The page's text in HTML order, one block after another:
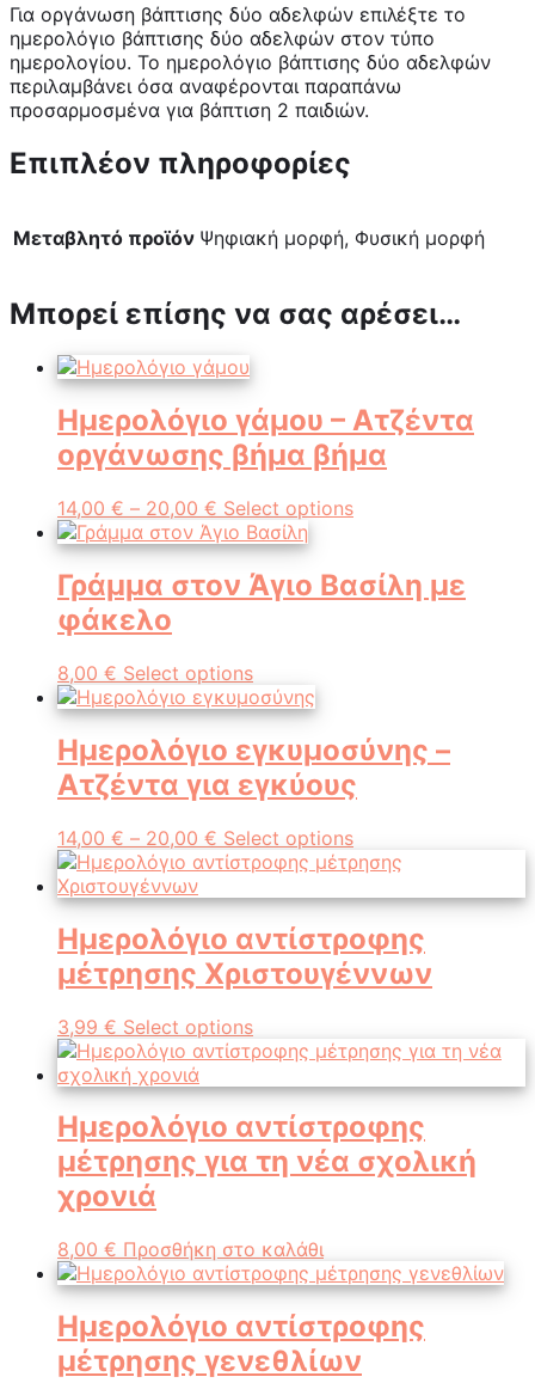
Για οργάνωση βάπτισης δύο αδελφών επιλέξτε το
ημερολόγιο βάπτισης δύο αδελφών στον τύπο
ημερολογίου. Το ημερολόγιο βάπτισης δύο αδελφών
περιλαμβάνει όσα αναφέρονται παραπάνω
προσαρμοσμένα για βάπτιση 2 παιδιών.
Επιπλέον πληροφορίες
Μεταβλητό προϊόν Ψηφιακή μορφή, Φυσική μορφή
Μπορεί επίσης να σας αρέσει…
Ημερολόγιο γάμου – Ατζέντα
οργάνωσης βήμα βήμα
14,00 € – 20,00 € Select options
Γράμμα στον Άγιο Βασίλη με
φάκελο
8,00 € Select options
Ημερολόγιο εγκυμοσύνης –
Ατζέντα για εγκύους
14,00 € – 20,00 € Select options
Ημερολόγιο αντίστροφης
μέτρησης Χριστουγέννων
3,99 € Select options
Ημερολόγιο αντίστροφης
μέτρησης για τη νέα σχολική
χρονιά
8,00 € Προσθήκη στο καλάθι
Ημερολόγιο αντίστροφης
μέτρησης γενεθλίων